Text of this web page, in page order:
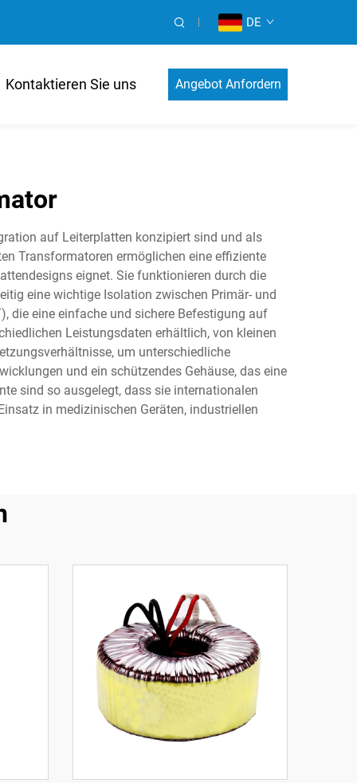
DE
Kontaktieren Sie uns Angebot Anfordern
auf Leiterplatten konzipiert sind und als
Transformatoren ermöglichen eine effiziente
eignet. Sie funktionieren durch die
eine wichtige Isolation zwischen Primär- und
die eine einfache und sichere Befestigung auf
Leistungsdaten erhältlich, von kleinen
um unterschiedliche
und ein schützendes Gehäuse, das eine
sind so ausgelegt, dass sie internationalen
in medizinischen Geräten, industriellen